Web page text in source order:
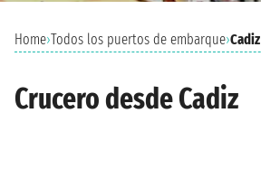
Home›Todos los puertos de embarque›Cadiz
Crucero desde Cadiz